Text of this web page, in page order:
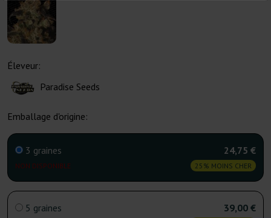
Éleveur:
Paradise Seeds
Emballage d'origine:
3 graines
NON DISPONIBLE
24,75 €
25% MOINS CHER
5 graines 39,00 €